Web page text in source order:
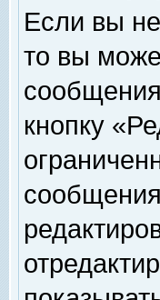
Если вы
то вы
кнопку